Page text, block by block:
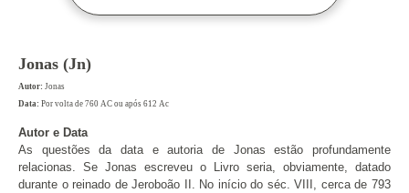
Jonas (Jn)
Autor: Jonas
Data: Por volta de 760 AC ou após 612 Ac
Autor e Data
As questões da data e autoria de Jonas estão profundamente
relacionas. Se Jonas escreveu o Livro seria, obviamente, datado
durante o reinado de Jeroboão II. No início do séc. VIII, cerca de 793